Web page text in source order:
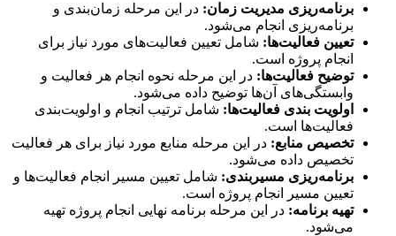
برنامه‌ریزی مدیریت زمان: در این مرحله زمان‌بندی و
برنامه‌ریزی انجام می‌شود.
تعیین فعالیت‌ها:شامل تعیین فعالیت‌های مورد نیاز برای
انجام پروژه است.
توضیح فعالیت‌ها:در این مرحله نحوه انجام هر فعالیت و
وابستگی‌های آن‌ها توضیح داده می‌شود.
اولویت بندی فعالیت‌ها:شامل ترتیب انجام و اولویت‌بندی
فعالیت‌ها است.
تخصیص منابع :در این مرحله منابع مورد نیاز برای هر فعالیت
تخصیص داده می‌شود.
برنامه‌ریزی مسیربندی :شامل تعیین مسیر انجام فعالیت‌ها و
تعیین مسیر انجام پروژه است.
تهیه برنامه: در این مرحله برنامه نهایی انجام پروژه تهیه
می‌شود.